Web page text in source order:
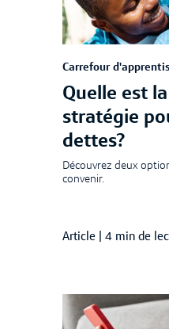
Carrefour
Quelle est
stratégie
dettes?
Découvrez deux
convenir.
Article 4 min de